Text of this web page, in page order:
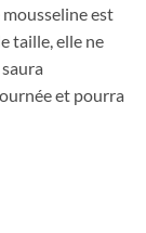
est
taille, elle ne
et pourra